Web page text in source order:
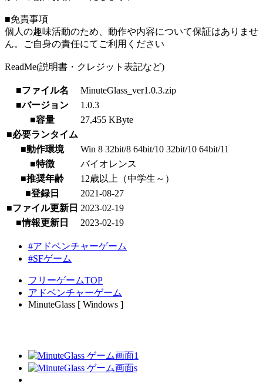
■免責事項
個人の趣味活動のため、動作や内容について保証はありませ
ん。ご自身の責任にてご利用ください
ReadMe(説明書・クレジット表記など)
■ファイル名
MinuteGlass_ver1.0.3.zip
■バージョン
1.0.3
■容量
27,455 KByte
■必要ランタイム
■動作環境
Win 8 32bit/8 64bit/10 32bit/10 64bit/11
■特徴
バイオレンス
■推奨年齢
12歳以上（中学生～）
■登録日
2021-08-27
■ファイル更新日 2023-02-19
■情報更新日
2023-02-19
#アドベンチャーゲーム
#SFゲーム
フリーゲームTOP
アドベンチャーゲーム
MinuteGlass [ Windows ]